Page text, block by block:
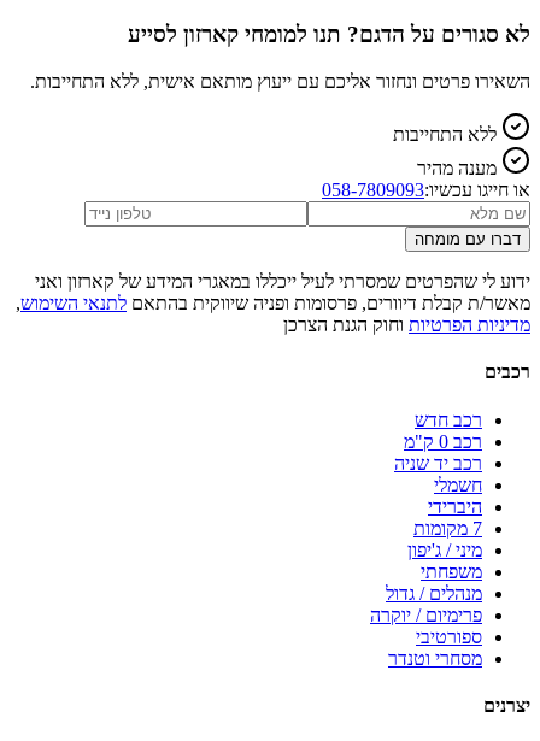
לא סגורים על הדגם? תנו למומחי קארזון לסייע
השאירו פרטים ונחזור אליכם עם ייעוץ מותאם אישית, ללא התחייבות.
ללא התחייבות
מענה מהיר
או חייגו עכשיו:058-7809093
דברו עם מומחה
ידוע לי שהפרטים שמסרתי לעיל ייכללו במאגרי המידע של קארזון ואני
מאשר/ת קבלת דיוורים, פרסומות ופניה שיווקית בהתאם לתנאי השימוש,
מדיניות הפרטיות וחוק הגנת הצרכן
רכבים
רכב חדש
רכב 0 ק"מ
רכב יד שניה
חשמלי
היברידי
7 מקומות
מיני / ג'יפון
משפחתי
מנהלים / גדול
פרימיום / יוקרה
ספורטיבי
מסחרי וטנדר
יצרנים